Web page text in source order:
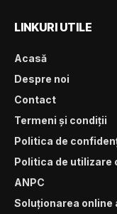
LINKURI UTILE
Acasă
Despre noi
Contact
Termeni și condiții
Politica de
Politica de utilizare
ANPC
Soluționarea online